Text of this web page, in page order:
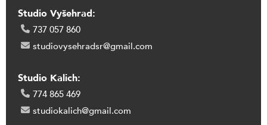
Studio Vyšehrad:
737 057 860
studiovysehradsr@gmail.com
Studio Kalich:
774 865 469
studiokalich@gmail.com